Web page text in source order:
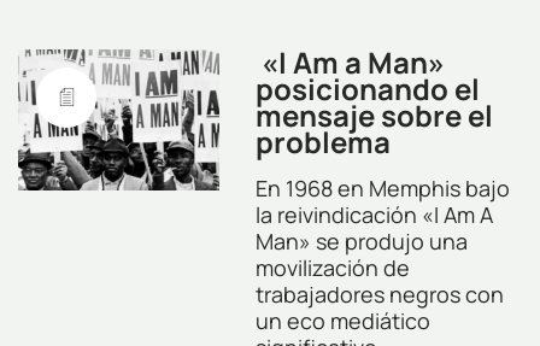
«I Am a Man»
posicionando el
mensaje sobre el
problema
En 1968 en Memphis bajo
la reivindicación «I Am A
Man» se produjo una
movilización de
trabajadores negros con
un eco mediático